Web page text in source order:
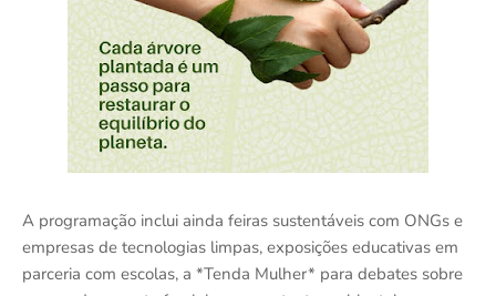
A programação inclui ainda feiras sustentáveis com ONGs e
empresas de tecnologias limpas, exposições educativas em
parceria com escolas, a *Tenda Mulher* para debates sobre